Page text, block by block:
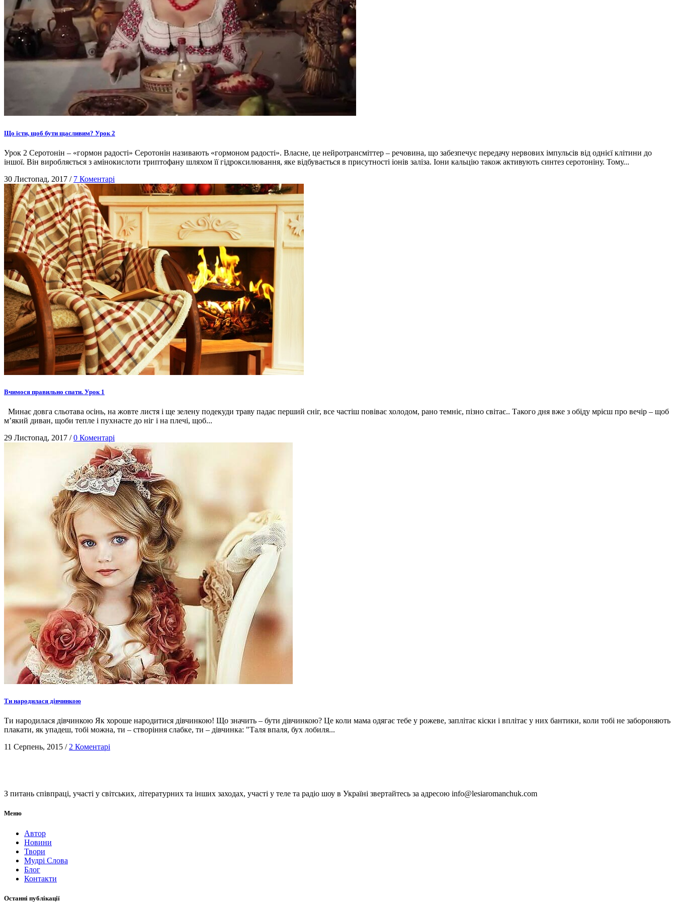
Що їсти, щоб бути щасливим? Урок 2
Урок 2 Серотонін – «гормон радості» Серотонін називають «гормоном радості». Власне, це нейротрансміттер – речовина, що забезпечує передачу нервових імпульсів від однієї клітини до
іншої. Він виробляється з амінокислоти триптофану шляхом її гідроксилювання, яке відбувається в присутності іонів заліза. Іони кальцію також активують синтез серотоніну. Тому...
30 Листопад, 2017 / 7 Коментарі
Вчимося правильно спати. Урок 1
Минає довга сльотава осінь, на жовте листя і ще зелену подекуди траву падає перший сніг, все частіш повіває холодом, рано темніє, пізно світає.. Такого дня вже з обіду мрієш про вечір – щоб
м’який диван, щоби тепле і пухнасте до ніг і на плечі, щоб...
29 Листопад, 2017 /0 Коментарі
Ти народилася дівчинкою
Ти народилася дівчинкою Як хороше народитися дівчинкою! Що значить – бути дівчинкою? Це коли мама одягає тебе у рожеве, заплітає кіски і вплітає у них бантики, коли тобі не забороняють
плакати, як упадеш, тобі можна, ти – створіння слабке, ти – дівчинка: "Таля впаля, бух лобиля...
11 Серпень, 2015 / 2 Коментарі
З питань співпраці, участі у світських, літературних та інших заходах, участі у теле та радіо шоу в Україні звертайтесь за адресою info@lesiaromanchuk.com
Меню
Автор
Новини
Твори
Мудрі Слова
Блог
Контакти
Останні публікації